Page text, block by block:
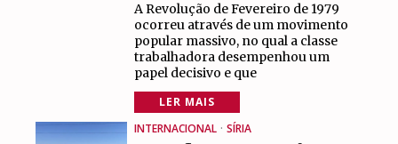
A Revolução de Fevereiro de 1979
ocorreu através de um movimento
popular massivo, no qual a classe
trabalhadora desempenhou um
papel decisivo e que
LER MAIS
INTERNACIONAL · SÍRIA